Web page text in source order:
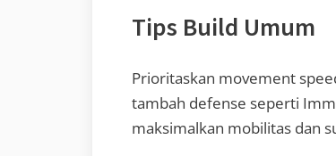
Tips Build Umum
Prioritaskan movement
tambah defense seperti
maksimalkan mobilitas dan